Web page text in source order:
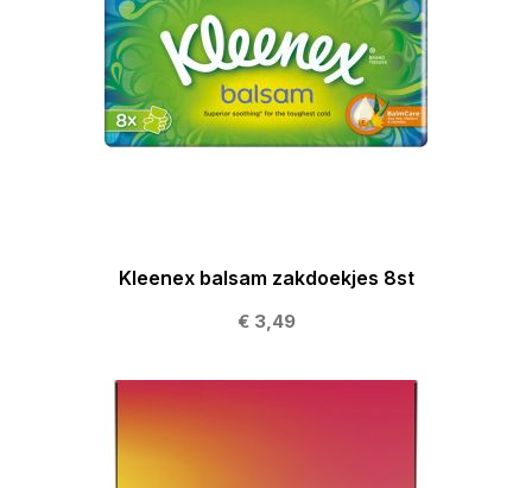
Kleenex balsam zakdoekjes 8st
€ 3,49